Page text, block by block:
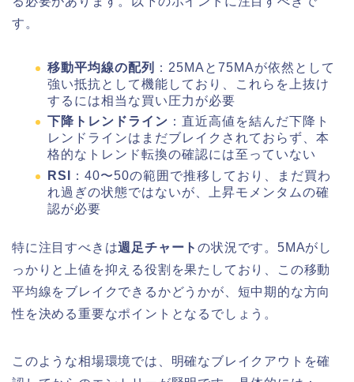
す。
移動平均線の配列
：25MAと75MAが依然として
強い抵抗として機能しており、これらを上抜け
するには相当な買い圧力が必要
下降トレンドライン ：直近高値を結んだ下降ト
レンドラインはまだブレイクされておらず、本
格的なトレンド転換の確認には至っていない
RSI
：40〜50の範囲で推移しており、まだ買わ
れ過ぎの状態ではないが、上昇モメンタムの確
認が必要
特に注目すべきは週足チャートの状況です。5MAがし
っかりと上値を抑える役割を果たしており、この移動
平均線をブレイクできるかどうかが、短中期的な方向
性を決める重要なポイントとなるでしょう。
このような相場環境では、明確なブレイクアウトを確